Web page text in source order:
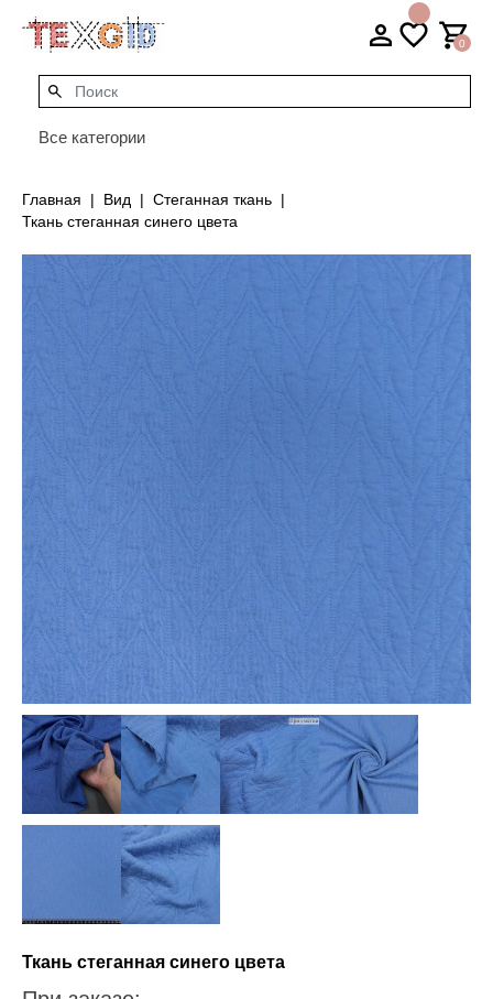
0
Все категории
Главная Вид
Стеганная ткань
Ткань стеганная синего цвета
Ткань стеганная синего цвета